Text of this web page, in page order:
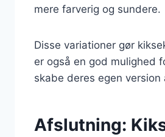
mere farverig og sundere.
Disse variationer gør
er også en god mulighed
skabe deres egen version
Afslutning: